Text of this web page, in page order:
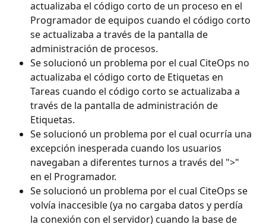
actualizaba el código corto de un proceso en el
Programador de equipos cuando el código corto
se actualizaba a través de la pantalla de
administración de procesos.
Se solucionó un problema por el cual CiteOps no
actualizaba el código corto de Etiquetas en
Tareas cuando el código corto se actualizaba a
través de la pantalla de administración de
Etiquetas.
Se solucionó un problema por el cual ocurría una
excepción inesperada cuando los usuarios
navegaban a diferentes turnos a través del ">"
en el Programador.
Se solucionó un problema por el cual CiteOps se
volvía inaccesible (ya no cargaba datos y perdía
la conexión con el servidor) cuando la base de